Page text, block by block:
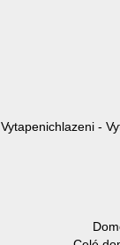
Vytapenichlazeni -